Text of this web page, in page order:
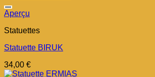
Aperçu
Statuettes
Statuette BIRUK
34,00 €